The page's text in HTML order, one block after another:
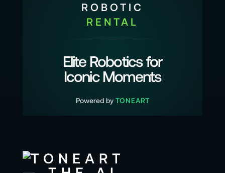
ROBOTIC
RENTAL
Elite Robotics for
Iconic Moments
Powered by TONEART